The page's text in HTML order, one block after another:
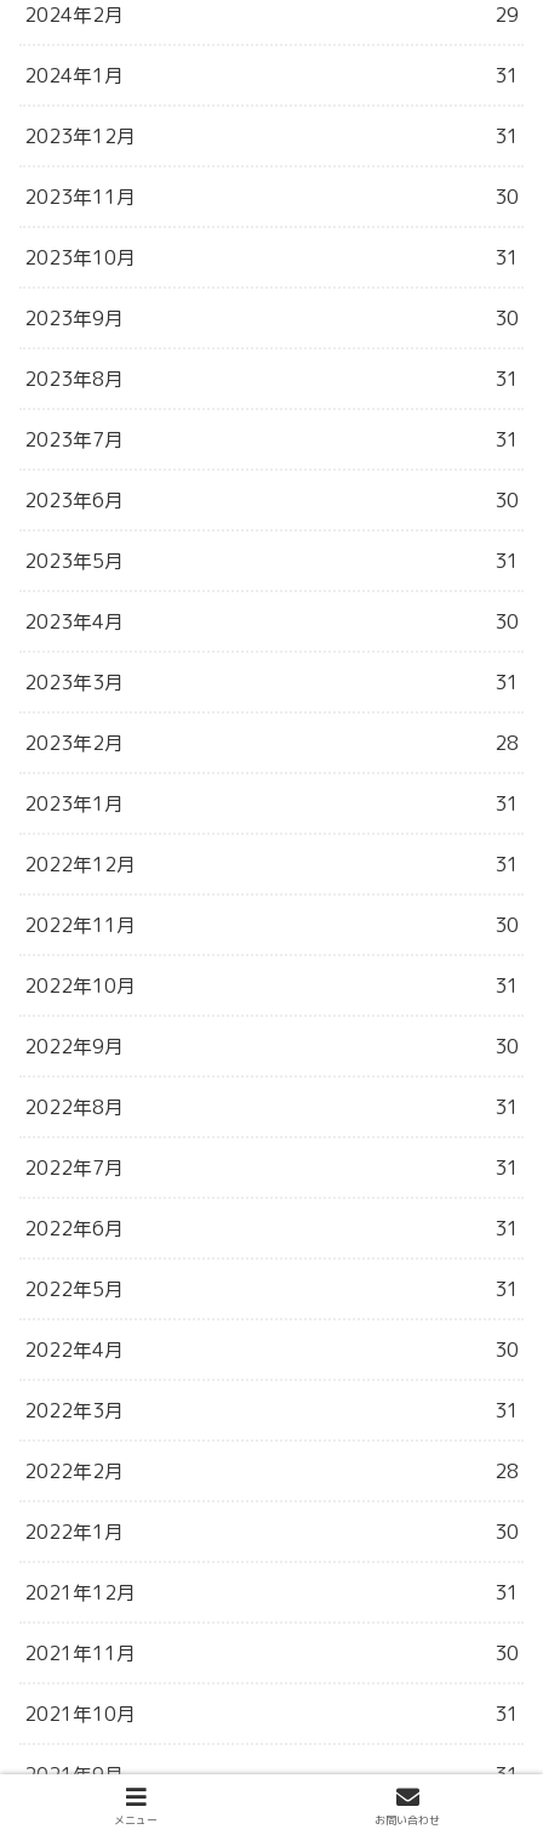
2024年2月 29
2024年1月 31
2023年12月 31
2023年11月 30
2023年10月 31
2023年9月 30
2023年8月 31
2023年7月 31
2023年6月 30
2023年5月 31
2023年4月 30
2023年3月 31
2023年2月 28
2023年1月 31
2022年12月 31
2022年11月 30
2022年10月 31
2022年9月 30
2022年8月 31
2022年7月 31
2022年6月 31
2022年5月 31
2022年4月 30
2022年3月 31
2022年2月 28
2022年1月 30
2021年12月 31
2021年11月 30
2021年10月 31
2021年9月 31
メニュー お問い合わせ